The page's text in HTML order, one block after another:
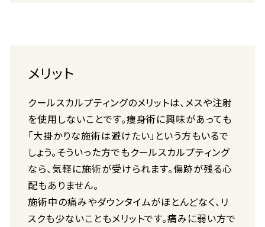
メリット
クールスカルプティングのメリットは、メスや注射
を使用しないことです。痩身術に興味があっても
「大掛かりな施術は避けたい」という方もいるで
しょう。そういった方でもクールスカルプティング
なら、気軽に施術が受けられます。傷跡が残る心
配もありません。
施術中の痛みやダウンタイムがほとんどなく、リ
スクも少ないこともメリットです。痛みに弱い方で